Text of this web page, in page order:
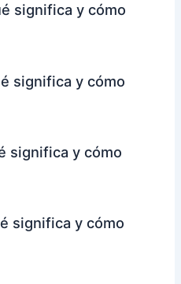
significa y cómo
significa y cómo
significa y cómo
significa y cómo